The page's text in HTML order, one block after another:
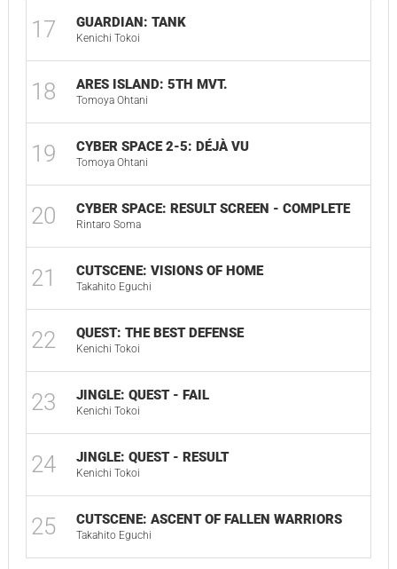
17 GUARDIAN: TANK
Kenichi Tokoi
18 ARES ISLAND: 5TH MVT.
Tomoya Ohtani
19 CYBER SPACE 2-5: DÉJÀ VU
Tomoya Ohtani
20 CYBER SPACE: RESULT SCREEN - COMPLETE
Rintaro Soma
21 CUTSCENE: VISIONS OF HOME
Takahito Eguchi
22 QUEST: THE BEST DEFENSE
Kenichi Tokoi
23 JINGLE: QUEST - FAIL
Kenichi Tokoi
24 JINGLE: QUEST - RESULT
Kenichi Tokoi
25 CUTSCENE: ASCENT OF FALLEN WARRIORS
Takahito Eguchi